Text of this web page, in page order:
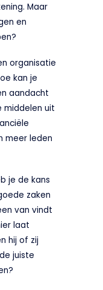
Maar
en
organisatie
kan je
aandacht
middelen uit
meer leden
je de kans
zaken
van vindt
laat
hij of zij
juiste